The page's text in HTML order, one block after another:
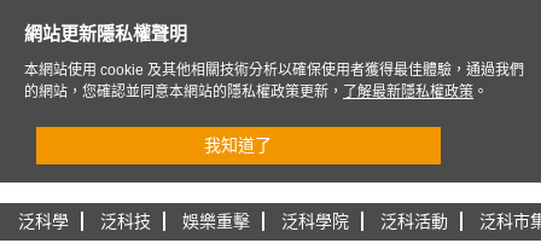
泛科學 泛科技 娛樂重擊 泛科學院 泛科活動 泛科市
網站更新隱私權聲明
本網站使用 cookie 及其他相關技術分析以確保使用者獲得最佳體驗，通過我們
的網站，您確認並同意本網站的隱私權政策更新，
了解最新隱私權政策 。
我知道了